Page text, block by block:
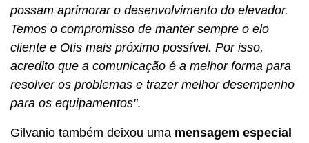
possam aprimorar o desenvolvimento do elevador.
Temos o compromisso de manter sempre o elo
cliente e Otis mais próximo possível. Por isso,
acredito que a comunicação é a melhor forma para
resolver os problemas e trazer melhor desempenho
para os equipamentos".
Gilvanio também deixou uma mensagem especial